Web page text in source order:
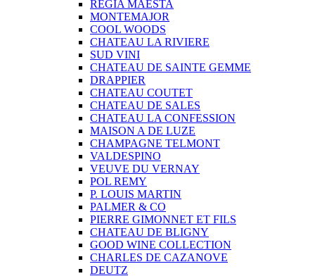
REGIA MAESTA
MONTEMAJOR
COOL WOODS
CHATEAU LA RIVIERE
SUD VINI
CHATEAU DE SAINTE GEMME
DRAPPIER
CHATEAU COUTET
CHATEAU DE SALES
CHATEAU LA CONFESSION
MAISON A DE LUZE
CHAMPAGNE TELMONT
VALDESPINO
VEUVE DU VERNAY
POL REMY
P. LOUIS MARTIN
PALMER & CO
PIERRE GIMONNET ET FILS
CHATEAU DE BLIGNY
GOOD WINE COLLECTION
CHARLES DE CAZANOVE
DEUTZ